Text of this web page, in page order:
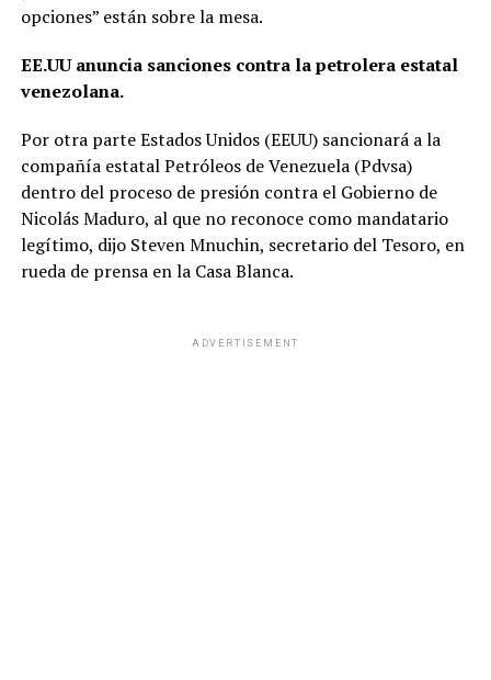
opciones” están sobre la mesa.
EE.UU anuncia sanciones contra la petrolera estatal
venezolana.
Por otra parte Estados Unidos (EEUU) sancionará a la
compañía estatal Petróleos de Venezuela (Pdvsa)
dentro del proceso de presión contra el Gobierno de
Nicolás Maduro, al que no reconoce como mandatario
legítimo, dijo Steven Mnuchin, secretario del Tesoro, en
rueda de prensa en la Casa Blanca.
ADVERTISEMENT